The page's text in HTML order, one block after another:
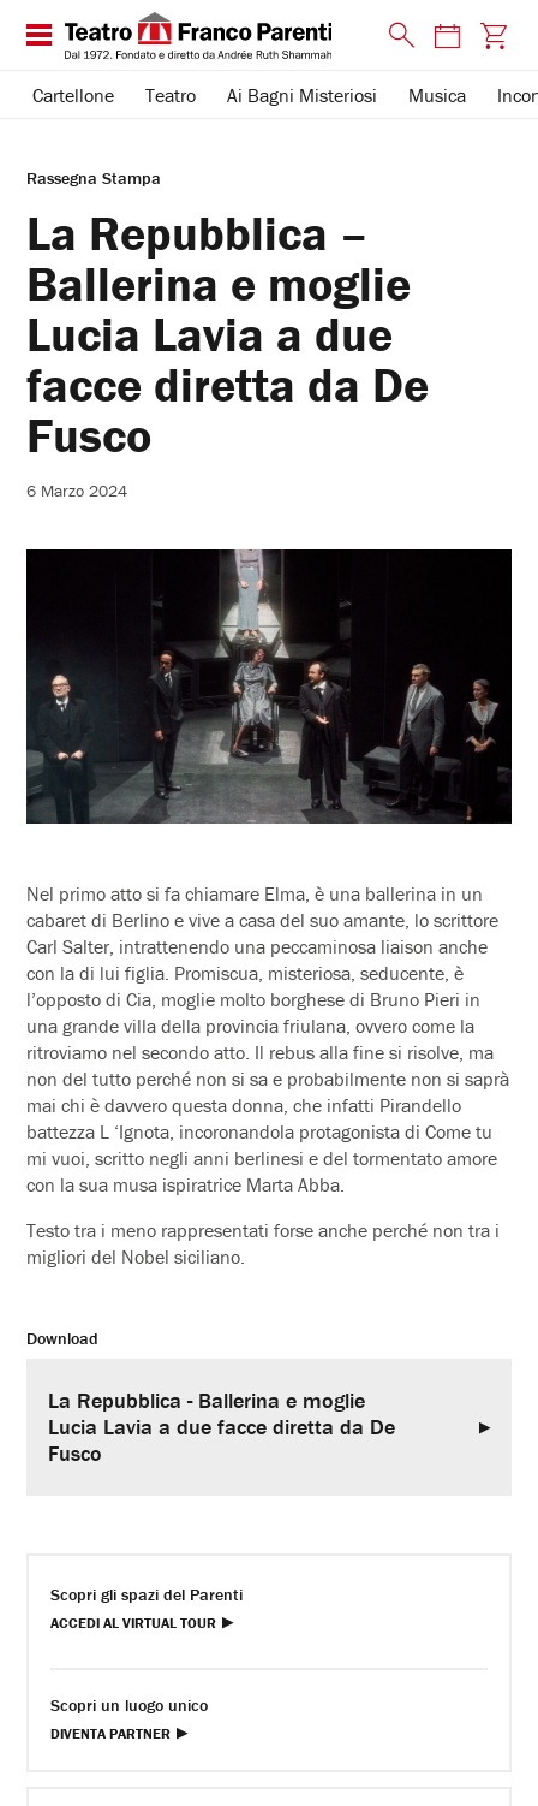
Cartellone Teatro Ai Bagni Misteriosi Musica
Rassegna Stampa
La Repubblica –
Ballerina e moglie
Lucia Lavia a due
facce diretta da De
Fusco
6 Marzo 2024
Nel primo atto si fa chiamare Elma, è una ballerina in un
cabaret di Berlino e vive a casa del suo amante, lo scrittore
Carl Salter, intrattenendo una peccaminosa liaison anche
con la di lui figlia. Promiscua, misteriosa, seducente, è
l’opposto di Cia, moglie molto borghese di Bruno Pieri in
una grande villa della provincia friulana, ovvero come la
ritroviamo nel secondo atto. Il rebus alla fine si risolve, ma
non del tutto perché non si sa e probabilmente non si saprà
mai chi è davvero questa donna, che infatti Pirandello
battezza L ‘Ignota, incoronandola protagonista di Come tu
mi vuoi, scritto negli anni berlinesi e del tormentato amore
con la sua musa ispiratrice Marta Abba.
Testo tra i meno rappresentati forse anche perché non tra i
migliori del Nobel siciliano.
Download
La Repubblica - Ballerina e moglie
Lucia Lavia a due facce diretta da De
Fusco
Scopri gli spazi del Parenti
ACCEDI AL VIRTUAL TOUR
Scopri un luogo unico
DIVENTA PARTNER